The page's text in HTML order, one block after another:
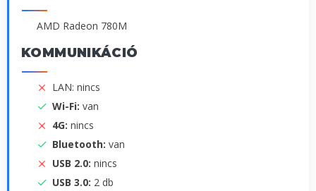
AMD Radeon 780M
KOMMUNIKÁCIÓ
LAN: nincs
Wi-Fi: van
4G: nincs
Bluetooth: van
USB 2.0: nincs
USB 3.0: 2 db